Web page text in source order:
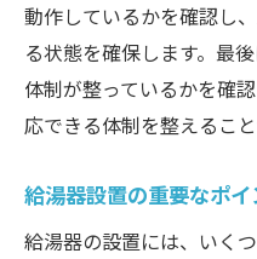
動作しているかを確認し
る状態を確保します。最
体制が整っているかを確
応できる体制を整えること
給湯器設置の重要なポイ
給湯器の設置には、いく